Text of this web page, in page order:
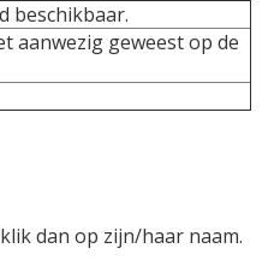
beschikbaar.
aanwezig geweest op de
dan op zijn/haar naam.